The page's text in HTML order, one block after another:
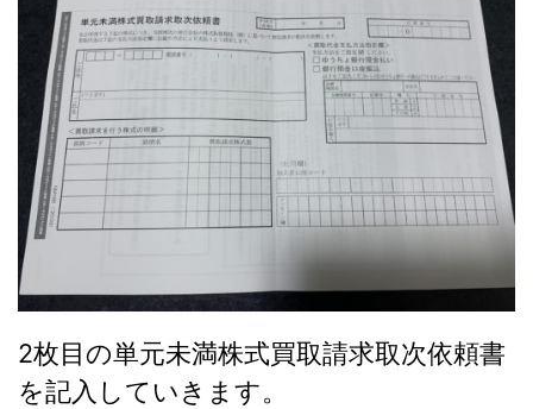
2枚目の単元未満株式買取請求取次依頼書
を記入していきます。